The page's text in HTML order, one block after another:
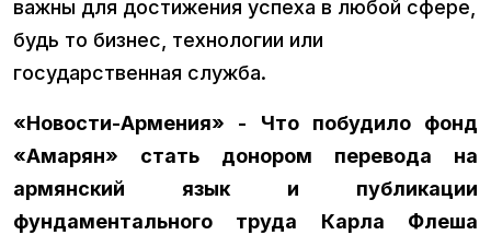
важны для достижения успеха в любой сфере,
будь то бизнес, технологии или
государственная служба.
«Новости-Армения» - Что побудило фонд
«Амарян» стать донором перевода на
армянский язык и публикации
фундаментального труда Карла Флеша